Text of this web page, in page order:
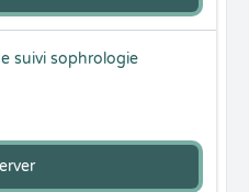
suivi sophrologie